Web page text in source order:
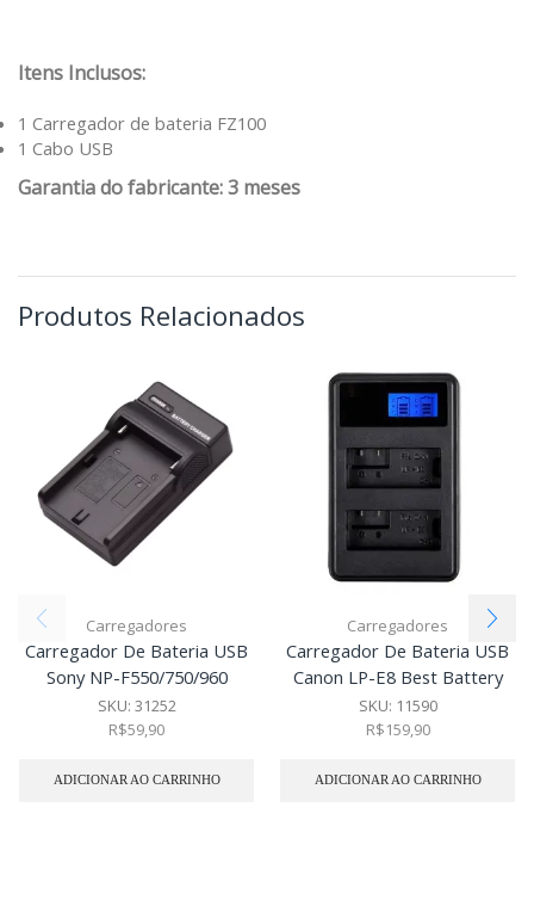
Itens Inclusos:
1 Carregador de bateria FZ100
1 Cabo USB
Garantia do fabricante: 3 meses
Produtos Relacionados
Carregadores
Carregador De Bateria USB
Sony NP-F550/750/960
SKU: 31252
R$59,90
ADICIONAR AO CARRINHO
Carregadores
Carregador De Bateria USB
Canon LP-E8 Best Battery
SKU: 11590
R$159,90
ADICIONAR AO CARRINHO